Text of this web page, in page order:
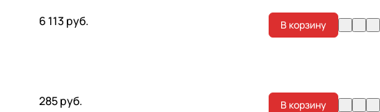
6 113 руб. В корзину
285 руб. В корзину